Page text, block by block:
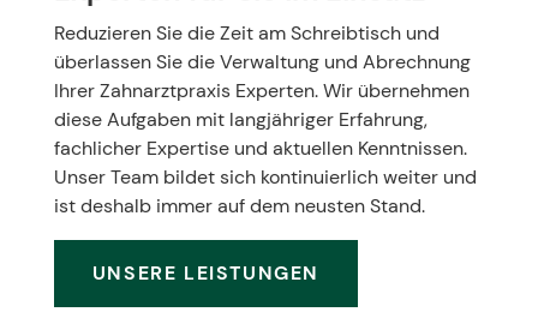
Reduzieren Sie die Zeit am Schreibtisch und
überlassen Sie die Verwaltung und Abrechnung
Ihrer Zahnarztpraxis Experten. Wir übernehmen
diese Aufgaben mit langjähriger Erfahrung,
fachlicher Expertise und aktuellen Kenntnissen.
Unser Team bildet sich kontinuierlich weiter und
ist deshalb immer auf dem neusten Stand.
UNSERE LEISTUNGEN